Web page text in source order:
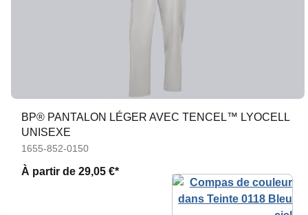
BP® PANTALON LÉGER AVEC TENCEL™ LYOCELL
UNISEXE
1655-852-0150
À partir de 29,05 €*